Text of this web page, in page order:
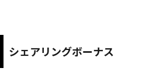
シェアリングボーナス